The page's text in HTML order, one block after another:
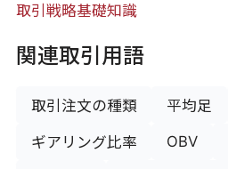
取引戦略基礎知識
関連取引用語
取引注文の種類 平均足
ギアリング比率 OBV